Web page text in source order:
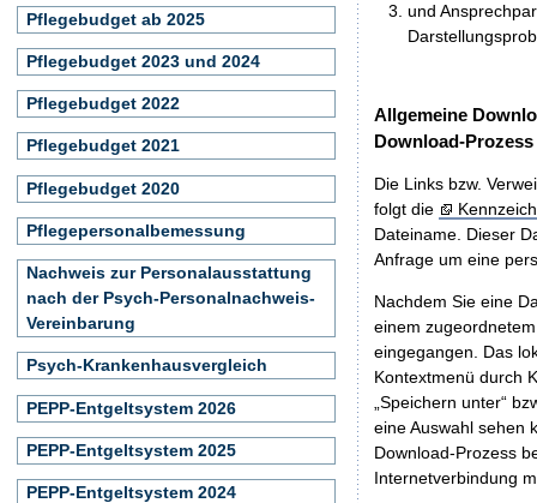
und
Allgemeine
Download-Prozess
Die Links bzw.
folgt die
Dateiname. Dieser
Anfrage um eine
Nachdem Sie eine
einem
eingegangen. Das
Kontextmenü durch
„Speichern unter“
eine Auswahl sehen
Download-Prozess
Internetverbindung
Pflegebudget ab 2025
Pflegebudget 2023 und 2024
Pflegebudget 2022
Pflegebudget 2021
Pflegebudget 2020
Pflegepersonalbemessung
Nachweis zur Personalausstattung
nach der Psych-Personalnachweis-
Vereinbarung
Psych-Krankenhausvergleich
PEPP-Entgeltsystem 2026
PEPP-Entgeltsystem 2025
PEPP-Entgeltsystem 2024